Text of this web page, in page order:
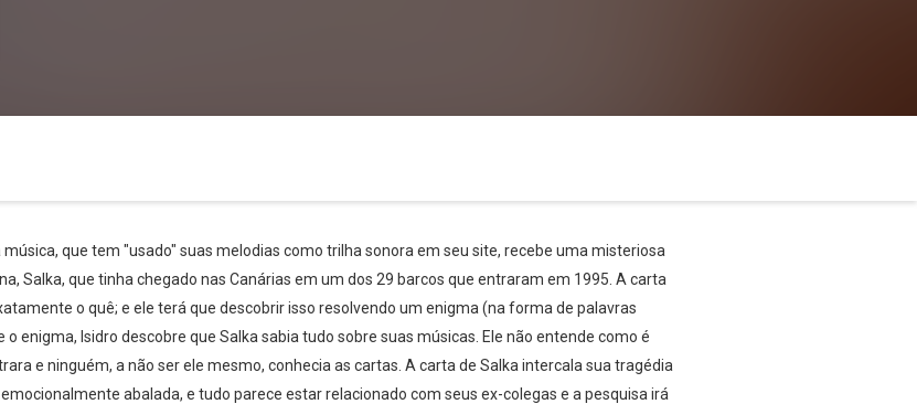
que tem "usado" suas melodias como trilha sonora em seu site, recebe uma misteriosa
Salka, que tinha chegado nas Canárias em um dos 29 barcos que entraram em 1995. A carta
o quê; e ele terá que descobrir isso resolvendo um enigma (na forma de palavras
enigma, Isidro descobre que Salka sabia tudo sobre suas músicas. Ele não entende como é
e ninguém, a não ser ele mesmo, conhecia as cartas. A carta de Salka intercala sua tragédia
abalada, e tudo parece estar relacionado com seus ex-colegas e a pesquisa irá